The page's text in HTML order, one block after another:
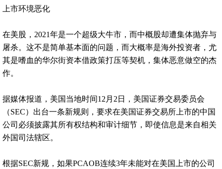
上市环境恶化
在美股，2021年是一个超级大牛市，而中概股却遭集体抛弃与
屠杀。这不是简单基本面的问题，而大概率是海外投资者，尤
其是嗜血的华尔街资本借政策打压等契机，集体恶意做空的杰
作。
据媒体报道，美国当地时间12月2日，美国证券交易委员会
（SEC）出台一条新规则，要求在美国证券交易所上市的中国
公司必须披露其所有权结构和审计细节，即使信息是来自相关
外国司法辖区。
根据SEC新规，如果PCAOB连续3年未能对在美国上市的公司